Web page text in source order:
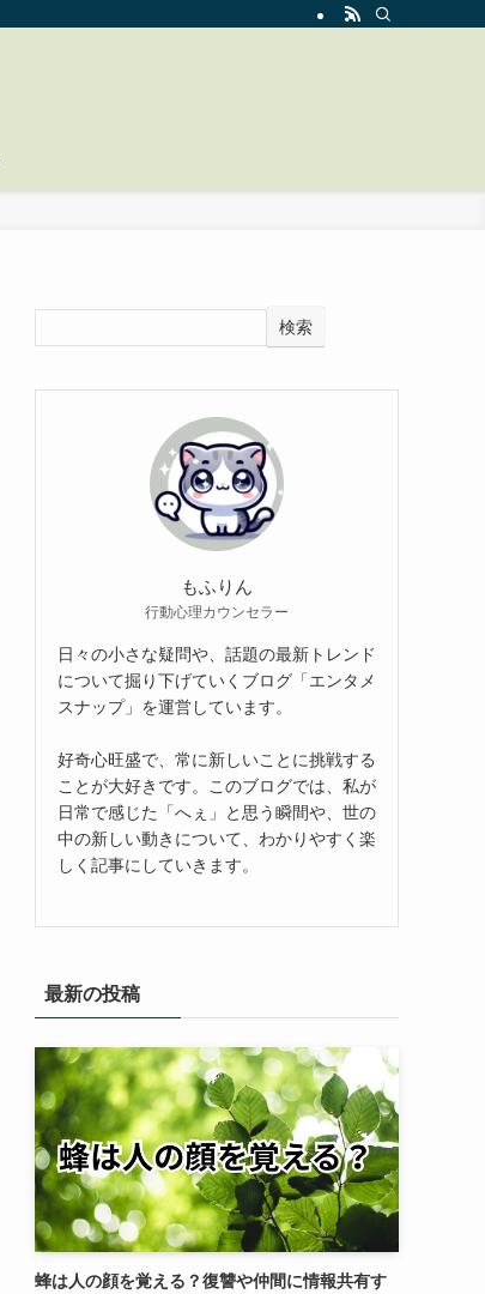
検索
もふりん
行動心理カウンセラー
日々の小さな疑問や、話題の最新トレンド
について掘り下げていくブログ「エンタメ
スナップ」を運営しています。
好奇心旺盛で、常に新しいことに挑戦する
ことが大好きです。このブログでは、私が
日常で感じた「へぇ」と思う瞬間や、世の
中の新しい動きについて、わかりやすく楽
しく記事にしていきます。
最新の投稿
蜂は人の顔を覚える？復讐や仲間に情報共有す